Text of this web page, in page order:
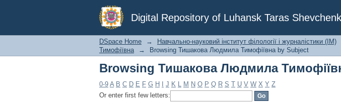
Digital Repository of Luhansk Taras
Browsing Тишакова Людмила
DSpace Home → Навчально-науковий інститут філології і журналістики (ІМ)
Тимофіївна
→ Browsing Тишакова Людмила Тимофіївна by Subject
Browsing Тишакова Людмила
0-9 A B C D E F G H J K L M N O P Q R S T U V W X Y Z
Or enter first few letters: